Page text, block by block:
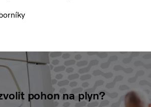
pohon na plyn?